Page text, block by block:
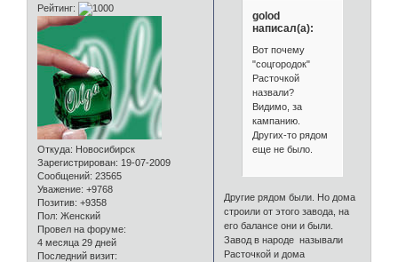
Рейтинг:
Откуда: Новосибирск
Зарегистрирован: 19-07-2009
Сообщений: 23565
Уважение: +9768
Позитив: +9358
Пол: Женский
Провел на форуме:
4 месяца 29 дней
Последний визит:
golod
написал(а):
Вот почему
"соцгородок"
Расточкой
назвали?
Видимо, за
кампанию.
Других-то рядом
еще не было.
Другие рядом были. Но дома
строили от этого завода, на
его балансе они и были.
Завод в народе называли
Расточкой и дома